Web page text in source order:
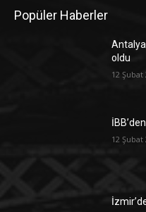
Popüler Haberler
oldu
12 Şubat
12 Şubat